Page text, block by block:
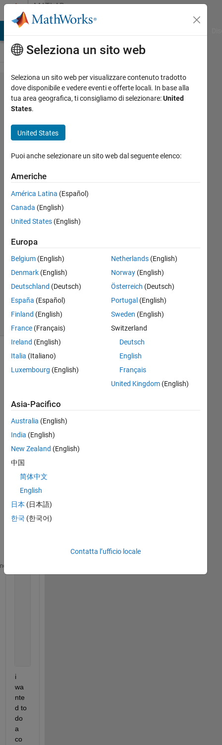
Vai al contenutoMATLAB
Answers
how to do
the matrix
Cochin
21 Mar
2020
Risposta
accettata
Aggiornato
2020
4
Visualizzazioni
hav
e a
cos
mat
rix,
c,
val
    12,0,8,5,9,12,14,16,17,22;
i
wa
nte
d to
do
a
co
Seleziona un sito web
Seleziona un sito web per visualizzare contenuto tradotto
dove disponibile e vedere eventi e offerte locali. In base alla
tua area geografica, ti consigliamo di selezionare:United
States.
United States
Puoi anche selezionare un sito web dal seguente elenco:
Americhe
América Latina (Español)
Canada (English)
United States (English)
Europa
Belgium (English)
Denmark (English)
Deutschland (Deutsch)
España (Español)
Finland (English)
France (Français)
Ireland (English)
Italia (Italiano)
Luxembourg (English)
Netherlands(English)
Norway(English)
Österreich (Deutsch)
Portugal (English)
Sweden (English)
Switzerland
Deutsch
English
Français
United Kingdom(English)
Asia-Pacifico
Australia (English)
India (English)
New Zealand (English)
中国
简体中文
English
日本 (日本語)
한국 (한국어)
Contatta l’ufficio locale